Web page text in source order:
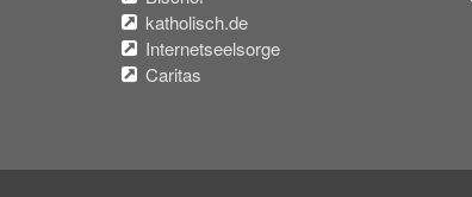
katholisch.de
Internetseelsorge
Caritas